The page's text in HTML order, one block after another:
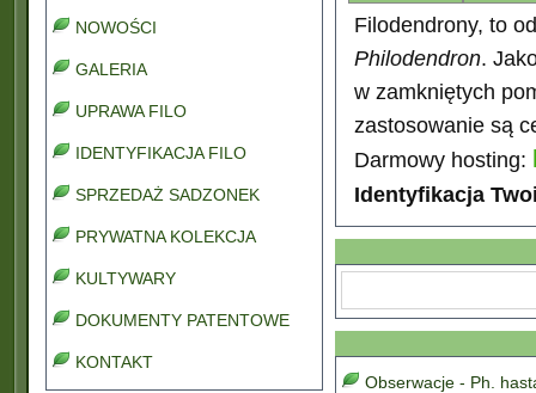
NOWOŚCI
GALERIA
UPRAWA FILO
IDENTYFIKACJA FILO
SPRZEDAŻ SADZONEK
PRYWATNA KOLEKCJA
KULTYWARY
DOKUMENTY PATENTOWE
KONTAKT
Filodendrony, to
Philodendron.
w zamkniętych
zastosowanie są
Darmowy hosting:
Identyfikacja
Obserwacje - Ph.